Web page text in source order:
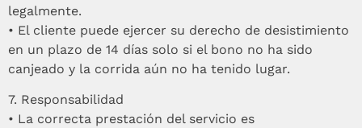
legalmente.
•⁠ ⁠El cliente puede ejercer su derecho de desistimiento
en un plazo de 14 días solo si el bono no ha sido
canjeado y la corrida aún no ha tenido lugar.
7.⁠ ⁠Responsabilidad
•⁠ ⁠La correcta prestación del servicio es